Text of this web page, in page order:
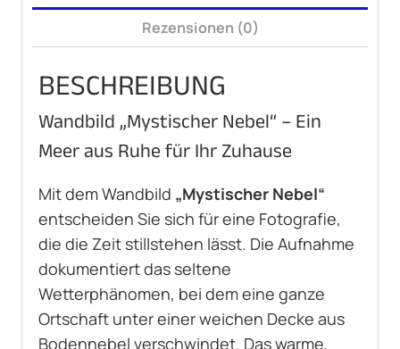
Rezensionen (0)
BESCHREIBUNG
Wandbild „Mystischer Nebel“ – Ein
Meer aus Ruhe für Ihr Zuhause
Mit dem Wandbild „Mystischer Nebel“
entscheiden Sie sich für eine Fotografie,
die die Zeit stillstehen lässt. Die Aufnahme
dokumentiert das seltene
Wetterphänomen, bei dem eine ganze
Ortschaft unter einer weichen Decke aus
Bodennebel verschwindet. Das warme,